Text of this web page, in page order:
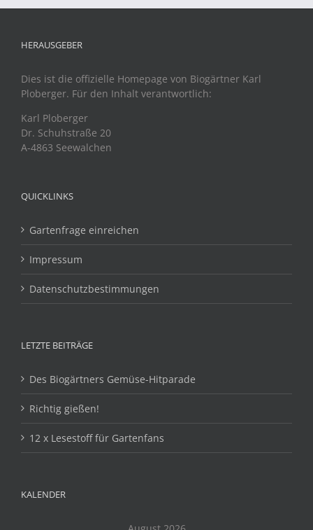
HERAUSGEBER
Dies ist die offizielle Homepage von Biogärtner Karl
Ploberger. Für den Inhalt verantwortlich:
Karl Ploberger
Dr. Schuhstraße 20
A-4863 Seewalchen
QUICKLINKS
Gartenfrage einreichen
Impressum
Datenschutzbestimmungen
LETZTE BEITRÄGE
Des Biogärtners Gemüse-Hitparade
Richtig gießen!
12 x Lesestoff für Gartenfans
KALENDER